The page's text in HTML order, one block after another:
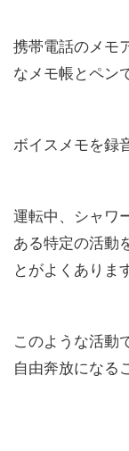
携帯電話のメモ
なメモ帳とペン
ボイスメモを録
運転中、シャワ
ある特定の活動
とがよくありま
このような活動
自由奔放になる